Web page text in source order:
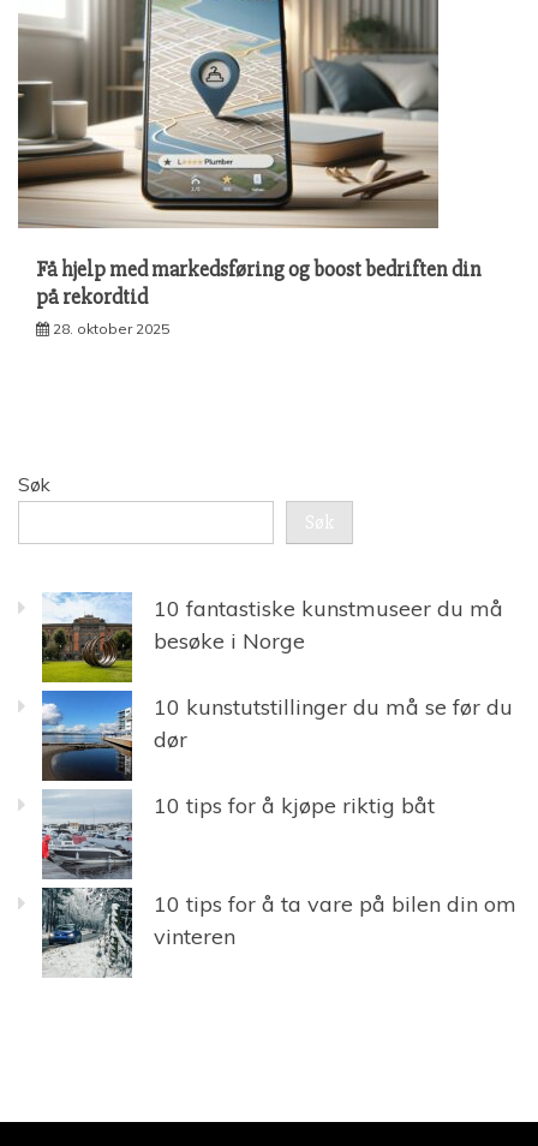
Få hjelp med markedsføring og boost bedriften din
på rekordtid
28. oktober 2025
Søk
Søk
10 fantastiske kunstmuseer du må
besøke i Norge
10 kunstutstillinger du må se før du
dør
10 tips for å kjøpe riktig båt
10 tips for å ta vare på bilen din om
vinteren